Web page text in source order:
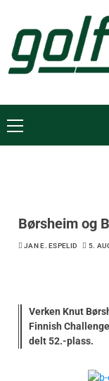
Børsheim og
JAN E. ESPELID 5.
Verken Knut
Finnish
delt 52.-plass.